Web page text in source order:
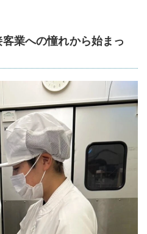
業への憧れから始まっ